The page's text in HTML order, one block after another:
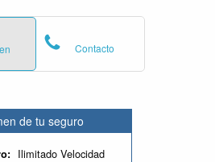
Contacto
de tu seguro
Ilimitado Velocidad